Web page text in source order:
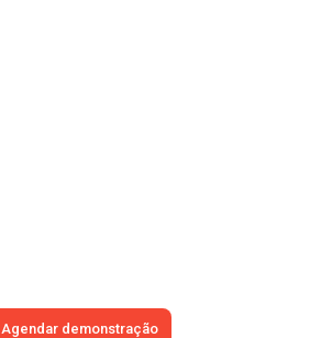
Agendar demonstração